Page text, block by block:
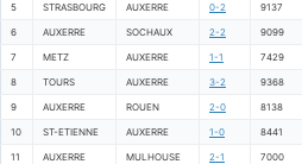
5 STRASBOURG AUXERRE 0-2 9137
6 AUXERRE SOCHAUX 2-2 9099
7 METZ AUXERRE 1-1 7429
8 TOURS AUXERRE 3-2 9368
9 AUXERRE ROUEN 2-0 8138
10 ST-ETIENNE AUXERRE 1-0 8441
11 AUXERRE MULHOUSE 2-1 7000